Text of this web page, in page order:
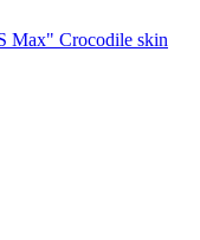
Max" Crocodile skin